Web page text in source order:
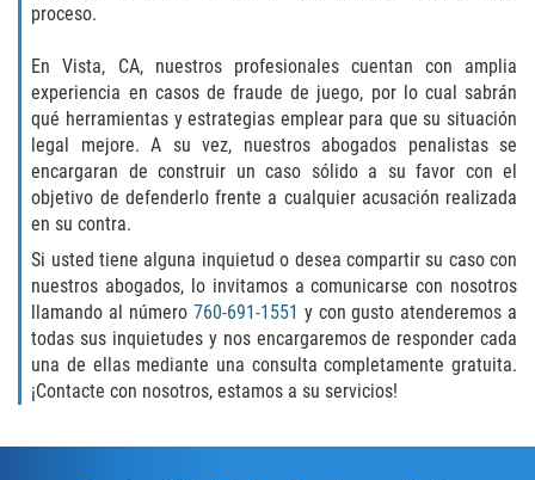
Other Crimes
Damaging Phone Lines
Post Conviction Matters
Record Expungement
Sex Crimes
proceso.
En Vista, CA, nuestros profesionales cuentan con amplia
experiencia en casos de fraude de juego, por lo cual sabrán
qué herramientas y estrategias emplear para que su situación
legal mejore. A su vez, nuestros abogados penalistas se
encargaran de construir un caso sólido a su favor con el
objetivo de defenderlo frente a cualquier acusación realizada
en su contra.
Si usted tiene alguna inquietud o desea compartir su caso con
nuestros abogados, lo invitamos a comunicarse con nosotros
llamando al número 760-691-1551 y con gusto atenderemos a
todas sus inquietudes y nos encargaremos de responder cada
una de ellas mediante una consulta completamente gratuita.
¡Contacte con nosotros, estamos a su servicios!